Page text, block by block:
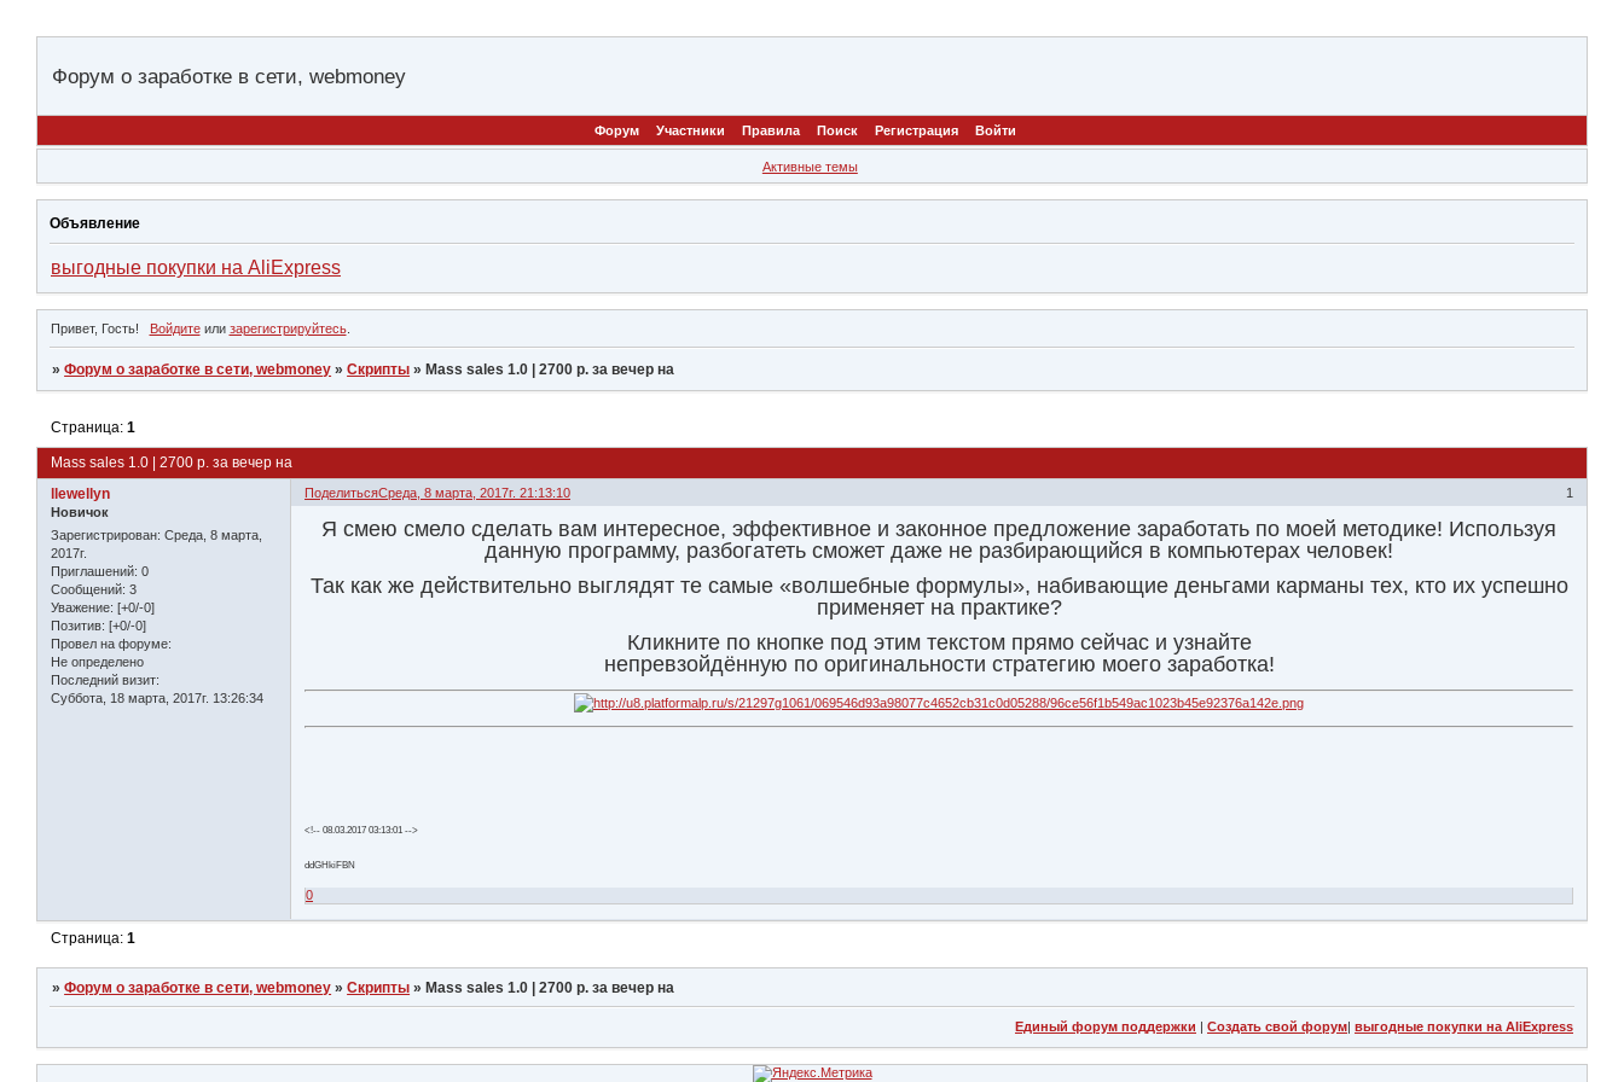
Форум о заработке в сети, webmoney
Форум Участники Правила Поиск Регистрация Войти
Активные темы
Объявление
выгодные покупки на AliExpress
Привет, Гость! Войдитеили зарегистрируйтесь.
»Форум о заработке в сети, webmoney »Скрипты » Mass sales 1.0 | 2700 р. за вечер на
Mass sales 1.0 | 2700 р. за вечер на
Страница:1
Поделиться 1
Среда, 8 марта, 2017г. 21:13:10
llewellyn
Новичок
Зарегистрирован: Среда, 8 марта,
2017г.
Приглашений: 0
Сообщений: 3
Уважение: [+0/-0]
Позитив: [+0/-0]
Провел на форуме:
Не определено
Последний визит:
Суббота, 18 марта, 2017г. 13:26:34
Я смею смело сделать вам интересное, эффективное и законное предложение заработать по моей методике! Используя
данную программу, разбогатеть сможет даже не разбирающийся в компьютерах человек!
Так как же действительно выглядят те самые «волшебные формулы», набивающие деньгами карманы тех, кто их успешно
применяет на практике?
Кликните по кнопке под этим текстом прямо сейчас и узнайте
непревзойдённую по оригинальности стратегию моего заработка!
<!-- 08.03.2017 03:13:01 -->
ddGHkiFBN
0
Страница:1
»Форум о заработке в сети, webmoney »Скрипты » Mass sales 1.0 | 2700 р. за вечер на
Единый форум поддержки | Создать свой форум| выгодные покупки на AliExpress